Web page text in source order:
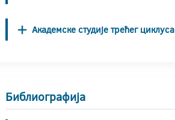
Академске студије трећег циклуса
Библиографија